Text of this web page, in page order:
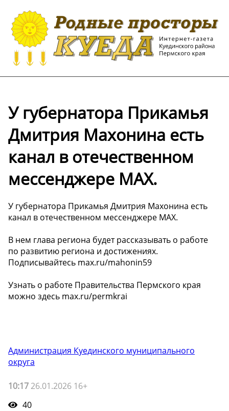
У губернатора Прикамья
Дмитрия Махонина есть
канал в отечественном
мессенджере МАХ.
У губернатора Прикамья Дмитрия Махонина есть
канал в отечественном мессенджере МАХ.
В нем глава региона будет рассказывать о работе
по развитию региона и достижениях.
Подписывайтесь max.ru/mahonin59
Узнать о работе Правительства Пермского края
можно здесь max.ru/permkrai
Администрация Куединского муниципального
округа
10:17 26.01.2026 16+
40